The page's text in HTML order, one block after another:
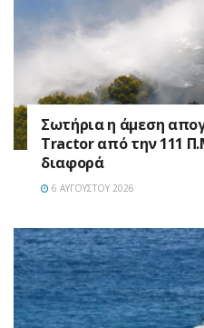
Σωτήρια η άμεση
Tractor από την 111
διαφορά
6 ΑΥΓΟΎΣΤΟΥ 2026